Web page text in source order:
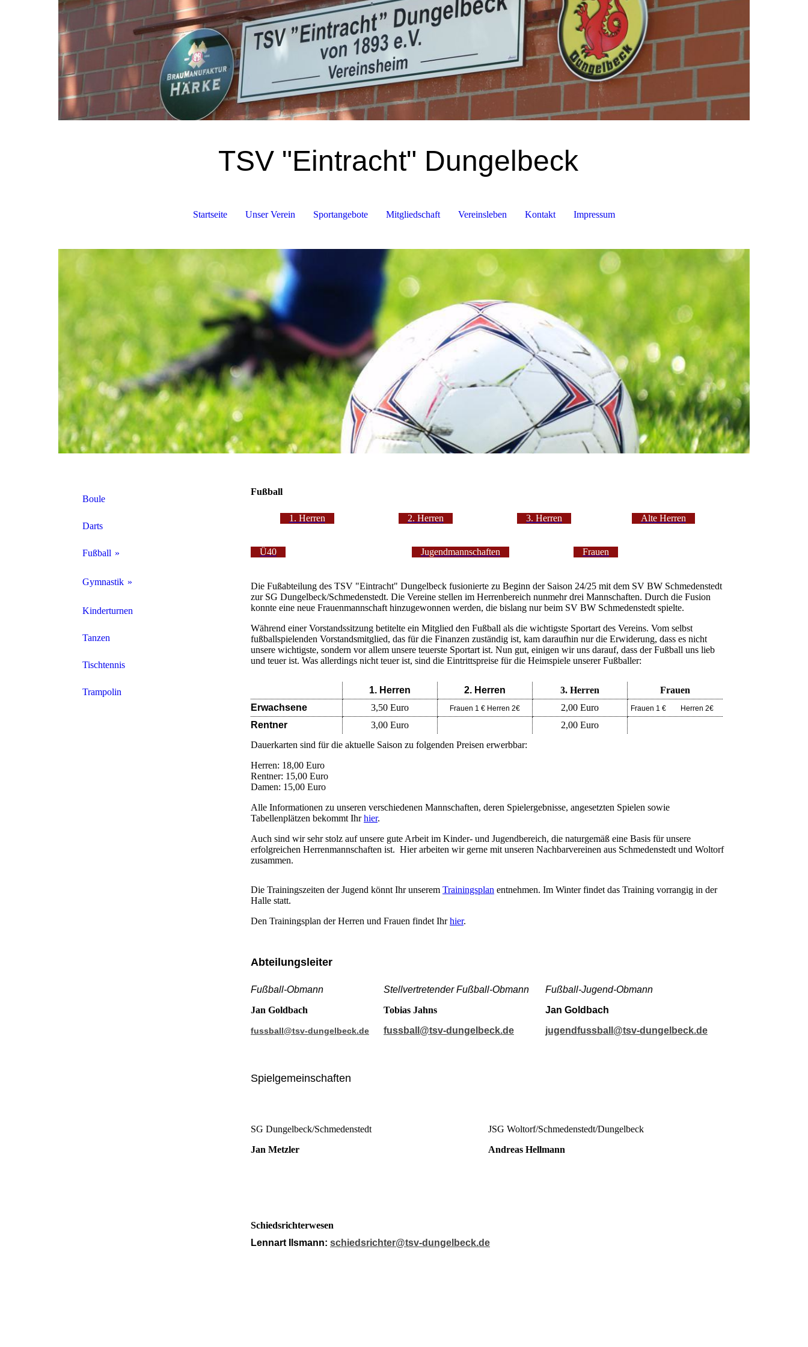
TSV "Eintracht" Dungelbeck
Startseite Unser Verein Sportangebote Mitgliedschaft Vereinsleben Kontakt Impressum
Boule
Darts
Fußball
1. Herren
2. Herren
3. Herren
Alte Herren
Ü40
Gymnastik
Aerobic
Fit for Man
Funktionelle Gymnastik
Ganzheitliche Gymnastik
Kinderturnen
Tanzen
Tischtennis
Trampolin
Fußball
1. Herren 2. Herren 3. Herren Alte Herren
Ü40 Jugendmannschaften Frauen
Die Fußabteilung des TSV "Eintracht" Dungelbeck fusionierte zu Beginn der Saison 24/25 mit dem SV BW Schmedenstedt
zur SG Dungelbeck/Schmedenstedt. Die Vereine stellen im Herrenbereich nunmehr drei Mannschaften. Durch die Fusion
konnte eine neue Frauenmannschaft hinzugewonnen werden, die bislang nur beim SV BW Schmedenstedt spielte.
Während einer Vorstandssitzung betitelte ein Mitglied den Fußball als die wichtigste Sportart des Vereins. Vom selbst
fußballspielenden Vorstandsmitglied, das für die Finanzen zuständig ist, kam daraufhin nur die Erwiderung, dass es nicht
unsere wichtigste, sondern vor allem unsere teuerste Sportart ist. Nun gut, einigen wir uns darauf, dass der Fußball uns lieb
und teuer ist. Was allerdings nicht teuer ist, sind die Eintrittspreise für die Heimspiele unserer Fußballer:
1. Herren 2. Herren 3. Herren
Frauen
Erwachsene
3,50 Euro Frauen 1 € Herren 2€ 2,00 Euro Frauen 1 € Herren 2€
Rentner 3,00 Euro
2,00 Euro
Dauerkarten sind für die aktuelle Saison zu folgenden Preisen erwerbbar:
Herren: 18,00 Euro
Rentner: 15,00 Euro
Damen: 15,00 Euro
Alle Informationen zu unseren verschiedenen Mannschaften, deren Spielergebnisse, angesetzten Spielen sowie
Tabellenplätzen bekommt Ihrhier.
Auch sind wir sehr stolz auf unsere gute Arbeit im Kinder- und Jugendbereich, die naturgemäß eine Basis für unsere
erfolgreichen Herrenmannschaften ist. Hier arbeiten wir gerne mit unseren Nachbarvereinen aus Schmedenstedt und Woltorf
zusammen.
Die Trainingszeiten der Jugend könnt Ihr unserem Trainingsplan entnehmen. Im Winter findet das Training vorrangig in der
Halle statt.
Den Trainingsplan der Herren und Frauen findet Ihrhier.
Abteilungsleiter
Fußball-Obmann
Jan Goldbach
fussball@tsv-dungelbeck.de
Stellvertretender Fußball-Obmann
Tobias Jahns
fussball@tsv-dungelbeck.de
Fußball-Jugend-Obmann
Jan Goldbach
jugendfussball@tsv-dungelbeck.de
Spielgemeinschaften
SG Dungelbeck/Schmedenstedt
Jan Metzler
JSG Woltorf/Schmedenstedt/Dungelbeck
Andreas Hellmann
Schiedsrichterwesen
Lennart Ilsmann: schiedsrichter@tsv-dungelbeck.de